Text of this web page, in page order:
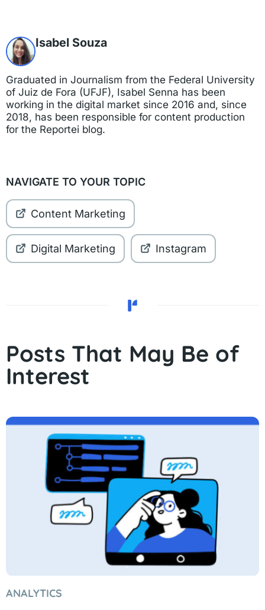
Isabel Souza
Graduated in Journalism from the Federal University
of Juiz de Fora (UFJF), Isabel Senna has been
working in the digital market since 2016 and, since
2018, has been responsible for content production
for the Reportei blog.
NAVIGATE TO YOUR TOPIC
Content Marketing
Digital Marketing Instagram
Posts That May Be of
Interest
ANALYTICS